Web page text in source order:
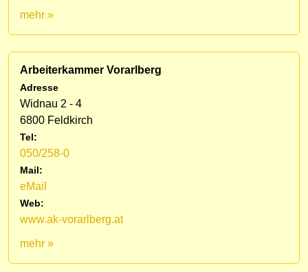
mehr »
Arbeiterkammer Vorarlberg
Adresse
Widnau 2 - 4
6800 Feldkirch
Tel:
050/258-0
Mail:
eMail
Web:
www.ak-vorarlberg.at
mehr »